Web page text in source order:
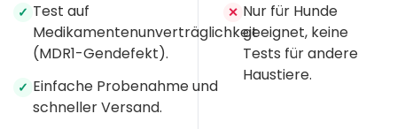
✓ Test auf
Medikamentenunverträglichkeit
(MDR1-Gendefekt).
✓ Einfache Probenahme und
schneller Versand.
✕ Nur für Hunde
geeignet, keine
Tests für andere
Haustiere.